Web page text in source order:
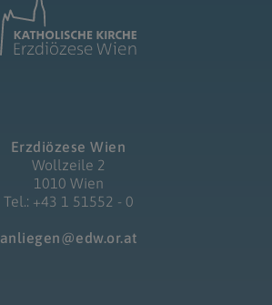
Erzdiözese Wien
Wollzeile 2
1010 Wien
Tel.: +43 1 51552 - 0
anliegen@edw.or.at